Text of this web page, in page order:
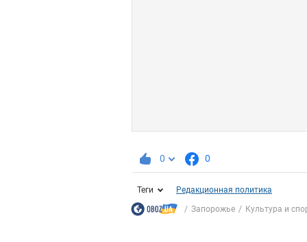
0 0
Теги
Редакционная политика
Запорожье
Культура и